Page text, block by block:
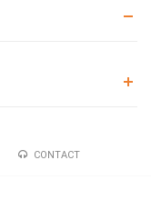
CONTACT